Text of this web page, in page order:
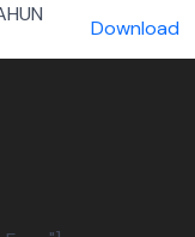
Download